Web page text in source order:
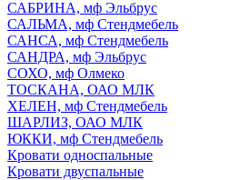
САБРИНА, мф Эльбрус
САЛЬМА, мф Стендмебель
САНСА, мф Стендмебель
САНДРА, мф Эльбрус
СОХО, мф Олмеко
ТОСКАНА, ОАО МЛК
ХЕЛЕН, мф Стендмебель
ШАРЛИЗ, ОАО МЛК
ЮККИ, мф Стендмебель
Кровати односпальные
Кровати двуспальные